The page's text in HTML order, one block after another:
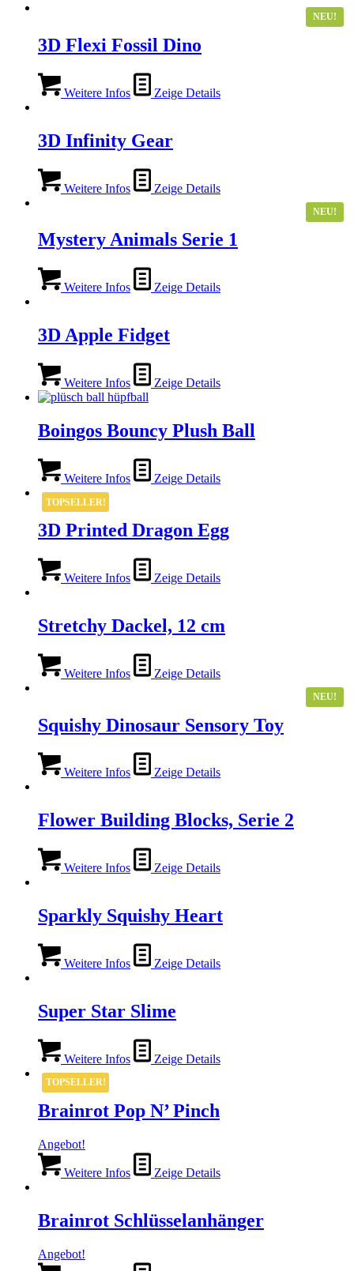
NEU!
3D Flexi Fossil Dino
Weitere Infos Zeige Details
3D Infinity Gear
Weitere Infos Zeige Details
NEU!
Mystery Animals Serie 1
Weitere Infos Zeige Details
3D Apple Fidget
Weitere Infos Zeige Details
Boingos Bouncy Plush Ball
Weitere Infos Zeige Details
TOPSELLER!
3D Printed Dragon Egg
Weitere Infos Zeige Details
Stretchy Dackel, 12 cm
Weitere Infos Zeige Details
NEU!
Squishy Dinosaur Sensory Toy
Weitere Infos Zeige Details
Flower Building Blocks, Serie 2
Weitere Infos Zeige Details
Sparkly Squishy Heart
Weitere Infos Zeige Details
Super Star Slime
Weitere Infos Zeige Details
TOPSELLER!
Brainrot Pop N’ Pinch
Angebot!
Weitere Infos Zeige Details
Brainrot Schlüsselanhänger
Angebot!